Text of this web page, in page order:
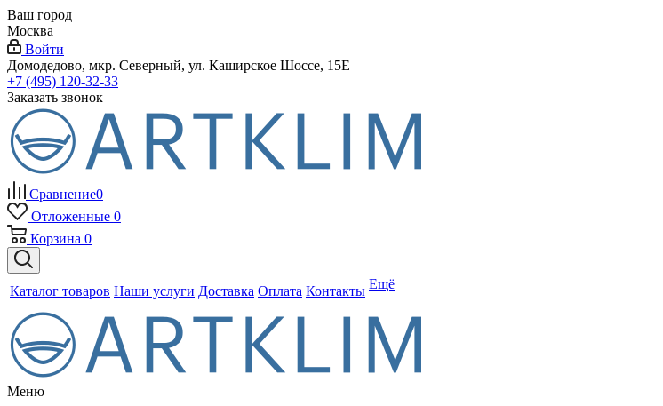
Ваш город
Москва
Войти
Домодедово, мкр. Северный, ул. Каширское Шоссе, 15Е
+7 (495) 120-32-33
Заказать звонок
Сравнение0
Отложенные 0
Корзина 0
Каталог товаров Наши услуги Доставка Оплата Контакты Ещё
Меню